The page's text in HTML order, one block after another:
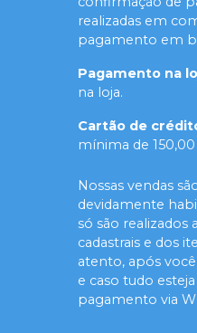
realizadas em
pagamento em
Pagamento na
na loja.
Cartão de
mínima de 150,00
Nossas vendas
devidamente
só são realizados
cadastrais e dos
atento, após
e caso tudo
pagamento via